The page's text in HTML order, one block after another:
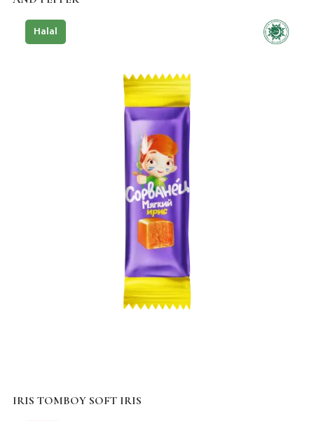
Halal
IRIS TOMBOY SOFT IRIS